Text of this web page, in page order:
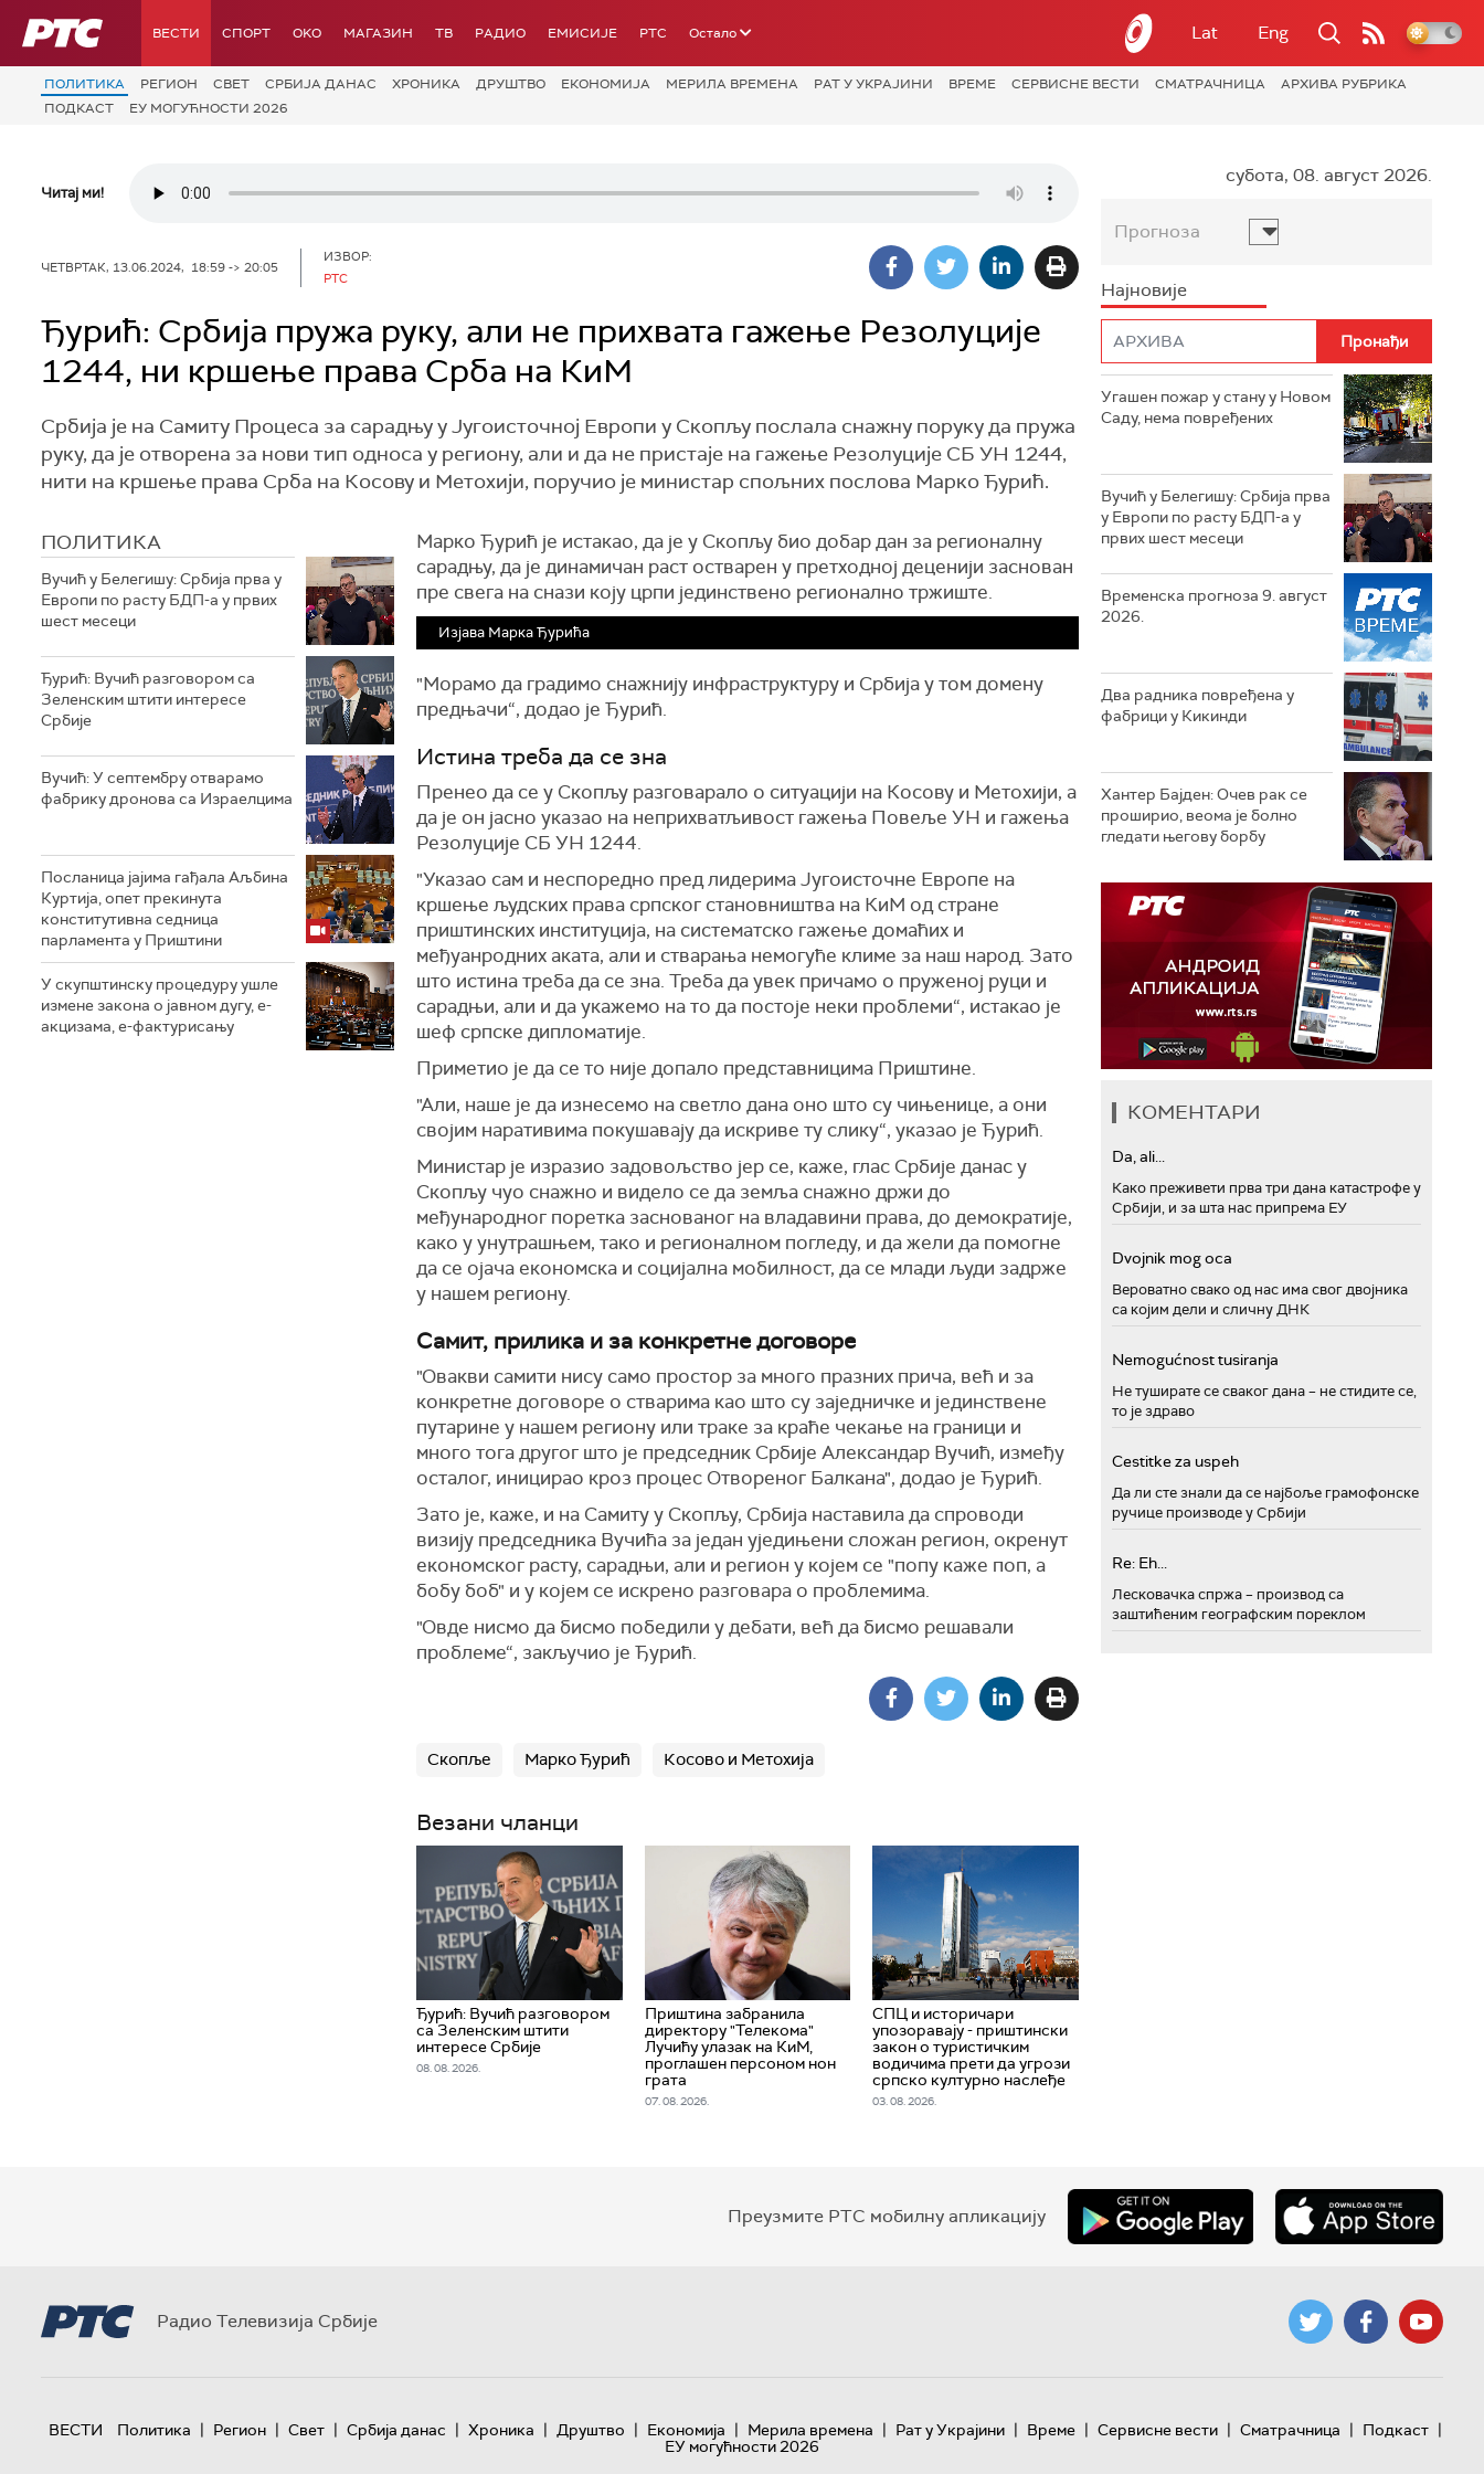
РТС ВЕСТИ СПОРТ OKO МАГАЗИН ТВ РАДИО ЕМИСИЈЕ РТС Остало Lat Eng
ПОЛИТИКА РЕГИОН СВЕТ СРБИЈА ДАНАС ХРОНИКА ДРУШТВО ЕКОНОМИЈА МЕРИЛА ВРЕМЕНА РАТ У УКРАЈИНИ ВРЕМЕ СЕРВИСНЕ ВЕСТИ СМАТРАЧНИЦА
АРХИВА РУБРИКА
ПОДКАСТ
ЕУ МОГУЋНОСТИ 2026
Читај ми!
ЧЕТВРТАК, 13.06.2024, 18:59 -> 20:05
ИЗВОР:
РТС
Ђурић: Србија пружа руку, али не прихвата гажење Резолуције
1244, ни кршење права Срба на КиМ
Србија је на Самиту Процеса за сарадњу у Југоисточној Европи у Скопљу послала снажну поруку да пружа
руку, да је отворена за нови тип односа у региону, али и да не пристаје на гажење Резолуције СБ УН 1244,
нити на кршење права Срба на Косову и Метохији, поручио је министар спољних послова Марко Ђурић.
ПОЛИТИКА
Вучић у Белегишу: Србија прва у
Европи по расту БДП-а у првих
шест месеци
Ђурић: Вучић разговором са
Зеленским штити интересе
Србије
Вучић: У септембру отварамо
фабрику дронова са Израелцима
Посланица јајима гађала Аљбина
Куртија, опет прекинута
конститутивна седница
парламента у Приштини
У скупштинску процедуру ушле
измене закона о јавном дугу, е-
акцизама, е-фактурисању
Марко Ђурић је истакао, да је у Скопљу био добар дан за регионалну
сарадњу, да је динамичан раст остварен у претходној деценији заснован
пре свега на снази коју црпи јединствено регионално тржиште.
Изјава Марка Ђурића
"Морамо да градимо снажнију инфраструктуру и Србија у том домену
предњачи“, додао је Ђурић.
Истина треба да се зна
Пренео да се у Скопљу разговарало о ситуацији на Косову и Метохији, а
да је он јасно указао на неприхватљивост гажења Повеље УН и гажења
Резолуције СБ УН 1244.
"Указао сам и неспоредно пред лидерима Југоисточне Европе на
кршење људских права српског становништва на КиМ од стране
приштинских институција, на систематско гажење домаћих и
међуанродних аката, али и стварања немогуће климе за наш народ. Зато
што истина треба да се зна. Треба да увек причамо о пруженој руци и
сарадњи, али и да укажемо на то да постоје неки проблеми“, истакао је
шеф српске дипломатије.
Приметио је да се то није допало представницима Приштине.
"Али, наше је да изнесемо на светло дана оно што су чињенице, а они
својим наративима покушавају да искриве ту слику“, указао је Ђурић.
Министар је изразио задовољство јер се, каже, глас Србије данас у
Скопљу чуо снажно и видело се да земља снажно држи до
међународног поретка заснованог на владавини права, до демократије,
како у унутрашњем, тако и регионалном погледу, и да жели да помогне
да се ојача економска и социјална мобилност, да се млади људи задрже
у нашем региону.
Самит, прилика и за конкретне договоре
"Овакви самити нису само простор за много празних прича, већ и за
конкретне договоре о стварима као што су заједничке и јединствене
путарине у нашем региону или траке за краће чекање на граници и
много тога другог што је председник Србије Александар Вучић, између
осталог, иницирао кроз процес Отвореног Балкана", додао је Ђурић.
Зато је, каже, и на Самиту у Скопљу, Србија наставила да спроводи
визију председника Вучића за један уједињени сложан регион, окренут
економског расту, сарадњи, али и регион у којем се "попу каже поп, а
бобу боб" и у којем се искрено разговара о проблемима.
"Овде нисмо да бисмо победили у дебати, већ да бисмо решавали
проблеме“, закључио је Ђурић.
Скопље Марко Ђурић Косово и Метохија
Везани чланци
Ђурић: Вучић разговором
са Зеленским штити
интересе Србије
08. 08. 2026.
Приштина забранила
директору "Телекома"
Лучићу улазак на КиМ,
проглашен персоном нон
грата
07. 08. 2026.
СПЦ и историчари
упозоравају - приштински
закон о туристичким
водичима прети да угрози
српско културно наслеђе
03. 08. 2026.
субота, 08. август 2026.
Прогноза
Најновије
Угашен пожар у стану у Новом
Саду, нема повређених
Вучић у Белегишу: Србија прва
у Европи по расту БДП-а у
првих шест месеци
Временска прогноза 9. август
2026.
Два радника повређена у
фабрици у Кикинди
Хантер Бајден: Очев рак се
проширио, веома је болно
гледати његову борбу
КОМЕНТАРИ
Da, ali...
Како преживети прва три дана катастрофе у
Србији, и за шта нас припрема ЕУ
Dvojnik mog oca
Вероватно свако од нас има свог двојника
са којим дели и сличну ДНК
Nemogućnost tusiranja
Не туширате се сваког дана – не стидите се,
то је здраво
Cestitke za uspeh
Да ли сте знали да се најбоље грамофонске
ручице производе у Србији
Re: Eh...
Лесковачка спржа – производ са
заштићеним географским пореклом
Преузмите РТС мобилну апликацију
Радио Телевизија Србије
ВЕСТИ Политика | Регион | Свет | Србија данас | Хроника | Друштво | Економија | Мерила времена | Рат у Украјини | Време | Сервисне вести | Сматрачница | Подкаст |
ЕУ могућности 2026